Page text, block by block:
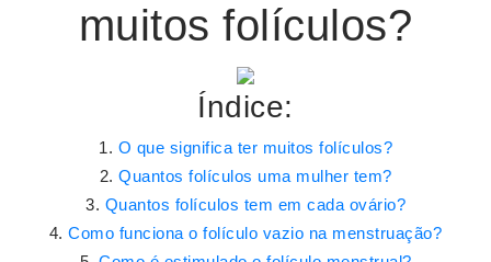
muitos folículos?
Índice:
O que significa ter muitos folículos?
Quantos folículos uma mulher tem?
Quantos folículos tem em cada ovário?
Como funciona o folículo vazio na menstruação?